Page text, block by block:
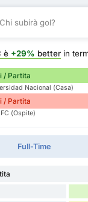
Chi subirà gol?
è +29% better in
/ Partita
Nacional (Casa)
/ Partita
(Ospite)
Full-Time